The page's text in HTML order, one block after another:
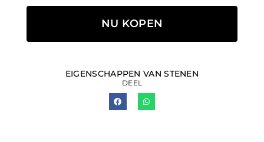
NU KOPEN
EIGENSCHAPPEN VAN STENEN
DEEL